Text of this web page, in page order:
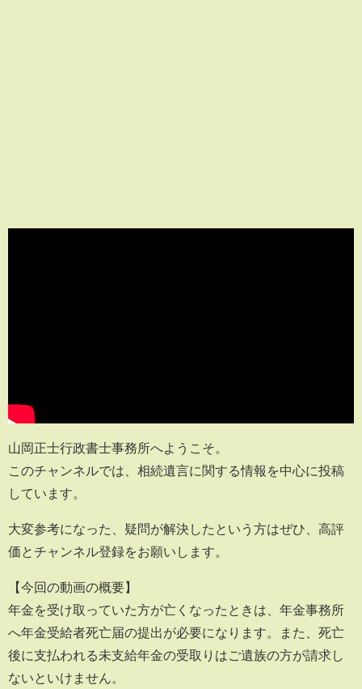
山岡正士行政書士事務所へようこそ。
このチャンネルでは、相続遺言に関する情報を中心に投稿
しています。
大変参考になった、疑問が解決したという方はぜひ、高評
価とチャンネル登録をお願いします。
【今回の動画の概要】
年金を受け取っていた方が亡くなったときは、年金事務所
へ年金受給者死亡届の提出が必要になります。また、死亡
後に支払われる未支給年金の受取りはご遺族の方が請求し
ないといけません。